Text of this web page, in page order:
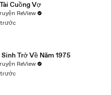
Cuồng Vợ
ReView
trước
Trở Về Năm 1975
ReView
trước